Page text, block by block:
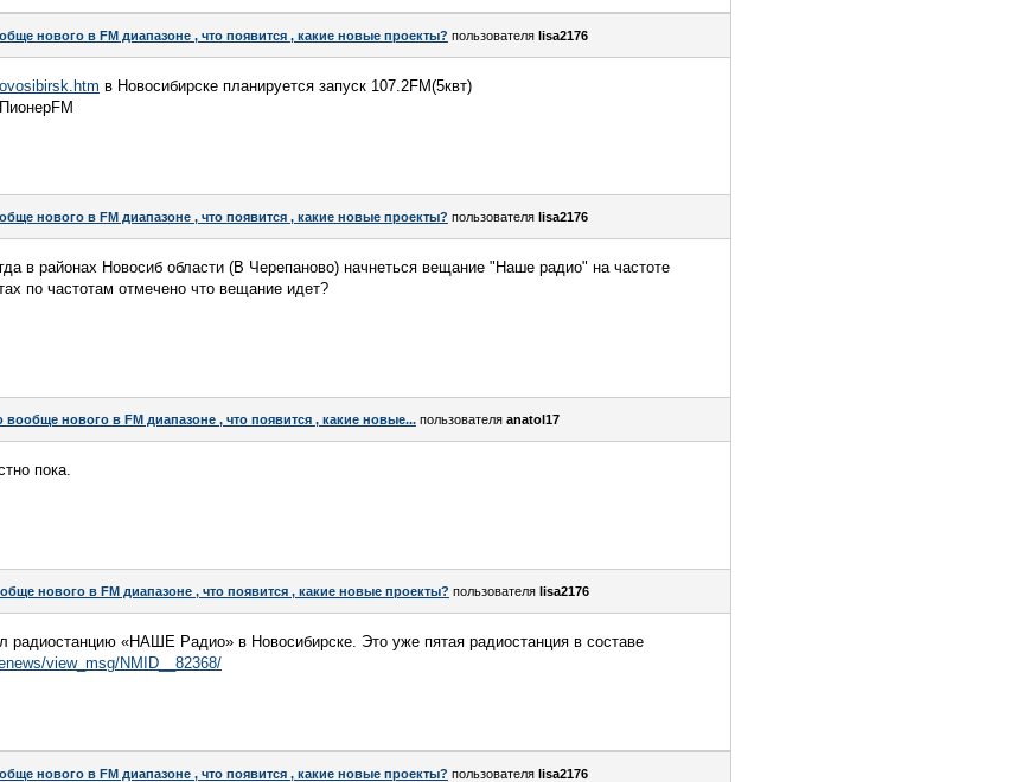
нового в FM диапазоне , что появится , какие новые проекты? пользователя lisa2176
в Новосибирске планируется запуск 107.2FM(5квт)
нового в FM диапазоне , что появится , какие новые проекты? пользователя lisa2176
в районах Новосиб области (В Черепаново) начнеться вещание "Наше радио" на частоте
по частотам отмечено что вещание идет?
вообще нового в FM диапазоне , что появится , какие новые... пользователя anatol17
пока.
нового в FM диапазоне , что появится , какие новые проекты? пользователя lisa2176
радиостанцию «НАШЕ Радио» в Новосибирске. Это уже пятая радиостанция в составе
view_msg/NMID__82368/
нового в FM диапазоне , что появится , какие новые проекты? пользователя lisa2176